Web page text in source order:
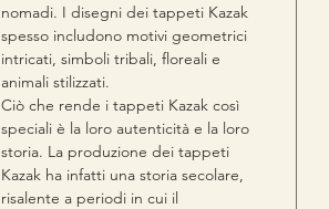
nomadi. I disegni dei tappeti Kazak
spesso includono motivi geometrici
intricati, simboli tribali, floreali e
animali stilizzati.
Ciò che rende i tappeti Kazak così
speciali è la loro autenticità e la loro
storia. La produzione dei tappeti
Kazak ha infatti una storia secolare,
risalente a periodi in cui il